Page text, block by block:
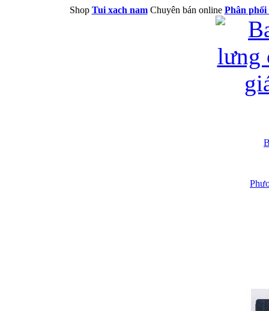
Shop Tui xach namChuyên bán online Phân phối